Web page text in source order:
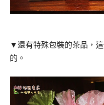
▼還有特殊包裝的茶品，
的。